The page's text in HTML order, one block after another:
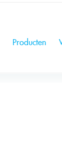
Producten